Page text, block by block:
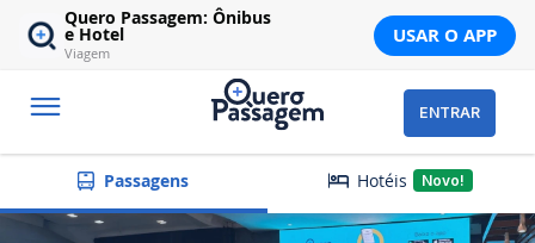
Quero Passagem: Ônibus
e Hotel
Viagem
USAR O APP
ENTRAR
Passagens Hotéis Novo!